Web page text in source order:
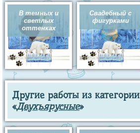
В темных и
светлых
оттенках
Свадебный с
фигурками
Другие работы из категории
«Двухъярусные»